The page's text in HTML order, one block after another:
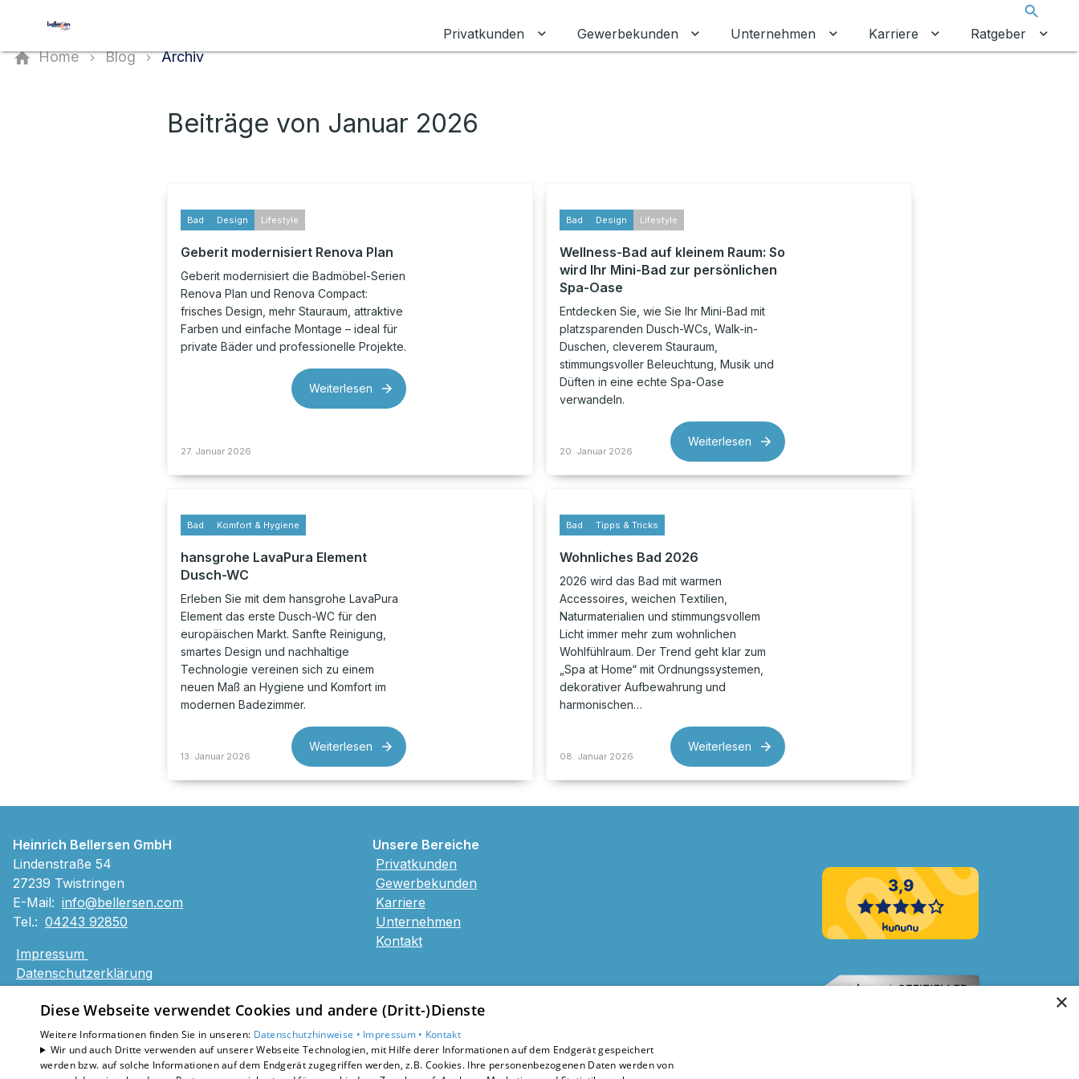
Privatkunden
Untermenü für Privatkunden umschalten
Gewerbekunden Untermenü für Gewerbekunden umschalten
Unternehmen Untermenü für Unternehmen
Karriere Untermenü für
Ratgeber
Home Blog Archiv
Beiträge von Januar 2026
Bad Design Lifestyle
Geberit modernisiert Renova Plan
Geberit modernisiert die Badmöbel-Serien
Renova Plan und Renova Compact:
frisches Design, mehr Stauraum, attraktive
Farben und einfache Montage – ideal für
private Bäder und professionelle Projekte.
27. Januar 2026
Weiterlesen
Bad Design Lifestyle
Wellness-Bad auf kleinem Raum: So
wird Ihr Mini-Bad zur persönlichen
Spa-Oase
Entdecken Sie, wie Sie Ihr Mini-Bad mit
platzsparenden Dusch-WCs, Walk-in-
Duschen, cleverem Stauraum,
stimmungsvoller Beleuchtung, Musik und
Düften in eine echte Spa-Oase
verwandeln.
20. Januar 2026
Weiterlesen
Bad Komfort & Hygiene
hansgrohe LavaPura Element
Dusch-WC
Erleben Sie mit dem hansgrohe LavaPura
Element das erste Dusch-WC für den
europäischen Markt. Sanfte Reinigung,
smartes Design und nachhaltige
Technologie vereinen sich zu einem
neuen Maß an Hygiene und Komfort im
modernen Badezimmer.
13. Januar 2026
Weiterlesen
Bad Tipps & Tricks
Wohnliches Bad 2026
2026 wird das Bad mit warmen
Accessoires, weichen Textilien,
Naturmaterialien und stimmungsvollem
Licht immer mehr zum wohnlichen
Wohlfühlraum. Der Trend geht klar zum
„Spa at Home“ mit Ordnungssystemen,
dekorativer Aufbewahrung und
harmonischen…
08. Januar 2026
Weiterlesen
Heinrich Bellersen GmbH
Lindenstraße 54
27239 Twistringen
E-Mail: info@bellersen.com
Tel.: 04243 92850
Impressum
Datenschutzerklärung
Unsere Bereiche
Privatkunden
Gewerbekunden
Karriere
Unternehmen
Kontakt
×
Diese Webseite verwendet Cookies und andere (Dritt-)Dienste
Weitere Informationen finden Sie in unseren: Datenschutzhinweise • Impressum • Kontakt
Wir und auch Dritte verwenden auf unserer Webseite Technologien, mit Hilfe derer Informationen auf dem Endgerät gespeichert
werden bzw. auf solche Informationen auf dem Endgerät zugegriffen werden, z.B. Cookies. Ihre personenbezogenen Daten werden von